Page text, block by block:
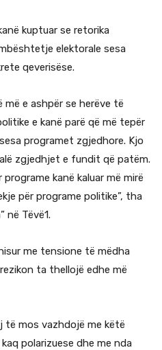
kuptuar se retorika
elektorale sesa
qeverisëse.
e ashpër se herëve të
e kanë parë që më tepër
programet zgjedhore. Kjo
zgjedhjet e fundit që patëm.
kanë kaluar më mirë
për programe politike”, tha
në Tëvë1.
me tensione të mëdha
ta thellojë edhe më
të mos vazhdojë me këtë
polarizuese dhe me nda